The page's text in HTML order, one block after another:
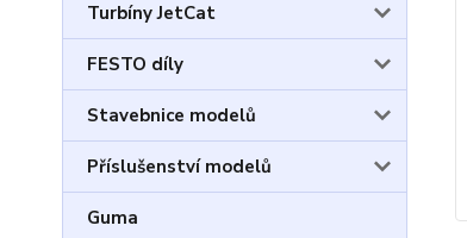
Turbíny JetCat
FESTO díly
Stavebnice modelů
Příslušenství modelů
Guma